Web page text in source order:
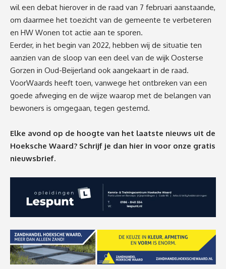
wil een debat hierover in de raad van 7 februari aanstaande,
om daarmee het toezicht van de gemeente te verbeteren
en HW Wonen tot actie aan te sporen.
Eerder, in het begin van 2022, hebben wij de situatie ten
aanzien van de sloop van een deel van de wijk Oosterse
Gorzen in Oud-Beijerland ook aangekaart in de raad.
VoorWaards heeft toen, vanwege het ontbreken van een
goede afweging en de wijze waarop met de belangen van
bewoners is omgegaan, tegen gestemd.
Elke avond op de hoogte van het laatste nieuws uit de
Hoeksche Waard? Schrijf je dan hier in voor onze gratis
nieuwsbrief.